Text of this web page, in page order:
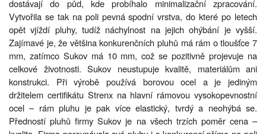
dostávají do půd, kde probíhalo minimalizační zpracování.
Vytvořila se tak na poli pevná spodní vrstva, do které po letech
opět vjíždí pluhy, tudíž náchylnost na jejich ohýbání je vyšší.
Zajímavé je, že většina konkurenčních pluhů má rám o tloušťce 7
mm, zatímco Sukov má 10 mm, což se pozitivně projevuje na
celkové životnosti. Sukov neustupuje kvalitě, materiálům ani
konstrukci. Při výrobě používá borovou ocel a je jediným
držitelem certifikátu Strenx na hlavní rámovou vysokopevnostní
ocel – rám pluhu je pak více elastický, tvrdý a neohýbá se.
Předností pluhů firmy Sukov je na všech trzích poměr cena –